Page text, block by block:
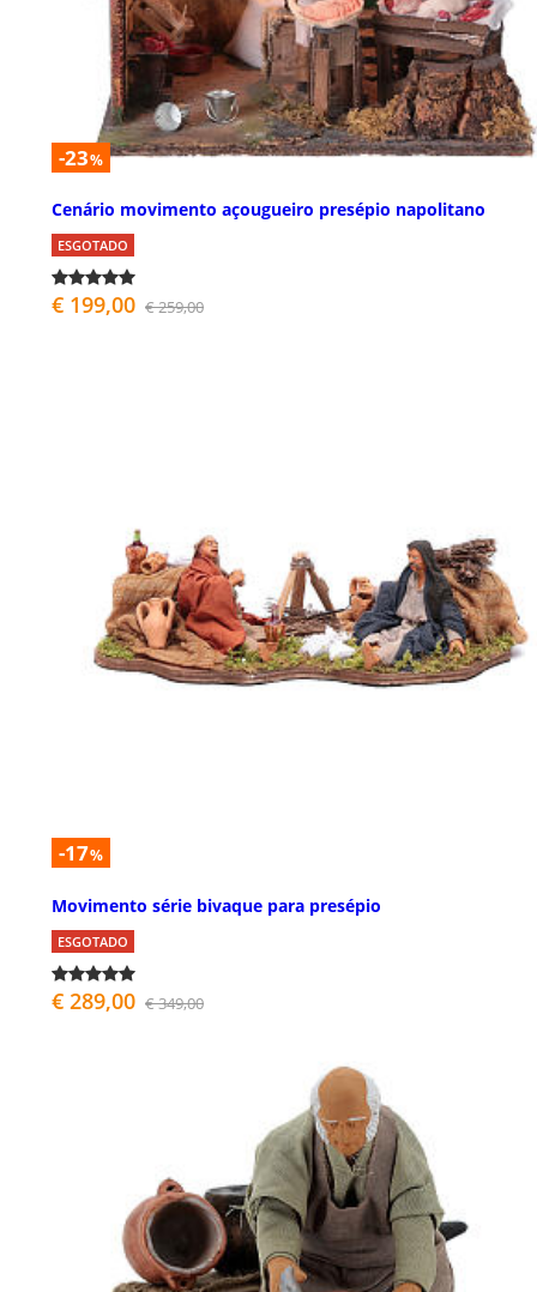
-23%
Cenário movimento açougueiro presépio napolitano
ESGOTADO
€ 199,00 € 259,00
-17%
Movimento série bivaque para presépio
ESGOTADO
€ 289,00 € 349,00